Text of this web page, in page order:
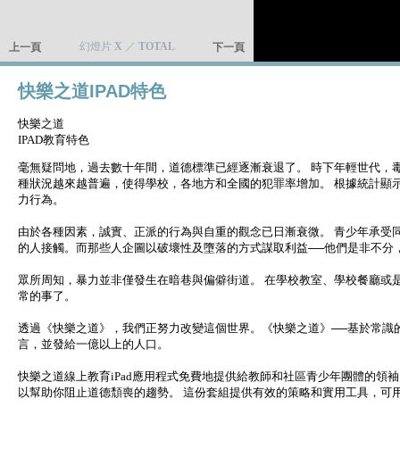
幻燈片 X ／ TOTAL
上一頁 下一頁
快樂之道IPAD特色
快樂之道
IPAD教育特色
毫無疑問地，過去數十年間，道德標準已經逐漸衰退了。 時下年輕世代，
種狀況越來越普遍，使得學校，各地方和全國的犯罪率增加。 根據統計顯
力行為。
由於各種因素，誠實、正派的行為與自重的觀念已日漸衰微。 青少年承受
的人接觸。而那些人企圖以破壞性及墮落的方式謀取利益──他們是非不分
眾所周知，暴力並非僅發生在暗巷與偏僻街道。 在學校教室、學校餐廳或
常的事了。
透過《快樂之道》，我們正努力改變這個世界。《快樂之道》──基於常識
言，並發給一億以上的人口。
快樂之道線上教育iPad應用程式免費地提供給教師和社區青少年團體的領
以幫助你阻止道德頹喪的趨勢。 這份套組提供有效的策略和實用工具，可